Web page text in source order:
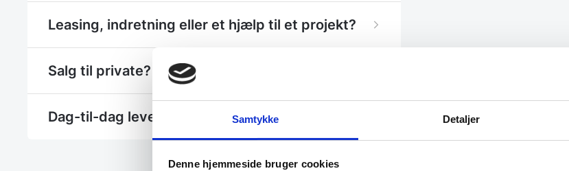
Samtykke Detaljer
Denne hjemmeside bruger cookies
Leasing, indretning eller et hjælp til et projekt?
Salg til private? - Se Gastrobutikken.dk
Dag-til-dag levering